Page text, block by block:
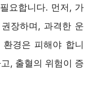
요합니다. 먼저, 가
장하며, 과격한 운
경은 피해야 합니
, 출혈의 위험이 증